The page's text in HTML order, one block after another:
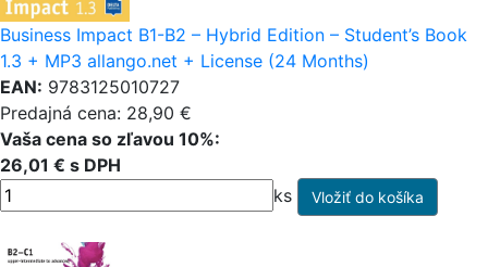
Business Impact B1-B2 – Hybrid Edition – Student’s Book
1.3 + MP3 allango.net + License (24 Months)
EAN: 9783125010727
Predajná cena: 28,90 €
Vaša cena so zľavou 10%:
26,01 € s DPH
ks